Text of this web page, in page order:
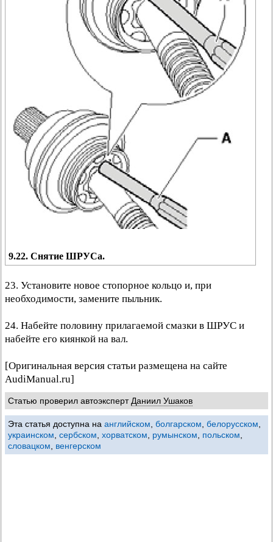
9.22. Снятие ШРУСа.
23. Установите новое стопорное кольцо и, при
необходимости, замените пыльник.
24. Набейте половину прилагаемой смазки в ШРУС и
набейте его киянкой на вал.
[Оригинальная версия статьи размещена на сайте
AudiManual.ru]
Статью проверил автоэкспертДаниил Ушаков
Эта статья доступна на английском, болгарском, белорусском,
украинском, сербском, хорватском, румынском, польском,
словацком, венгерском